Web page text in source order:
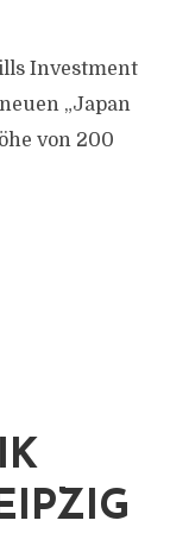
Investment
„Japan
von 200